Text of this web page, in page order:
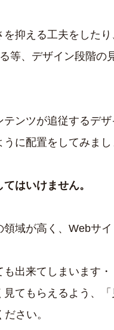
抑える工夫をした
等、デザイン段階の
ンツが追従するデ
に配置をしてみまし
はいけません。
域が高く、Webサ
出来てしまいます・
てもらえるよう、
さい。